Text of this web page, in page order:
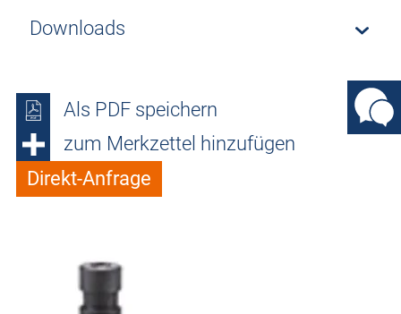
Downloads
Als PDF speichern
zum Merkzettel hinzufügen
Direkt-Anfrage